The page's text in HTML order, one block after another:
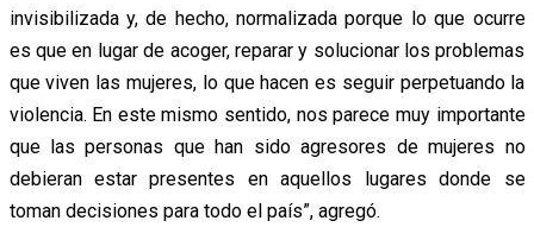
invisibilizada y, de hecho, normalizada porque lo que ocurre
es que en lugar de acoger, reparar y solucionar los problemas
que viven las mujeres, lo que hacen es seguir perpetuando la
violencia. En este mismo sentido, nos parece muy importante
que las personas que han sido agresores de mujeres no
debieran estar presentes en aquellos lugares donde se
toman decisiones para todo el país”, agregó.